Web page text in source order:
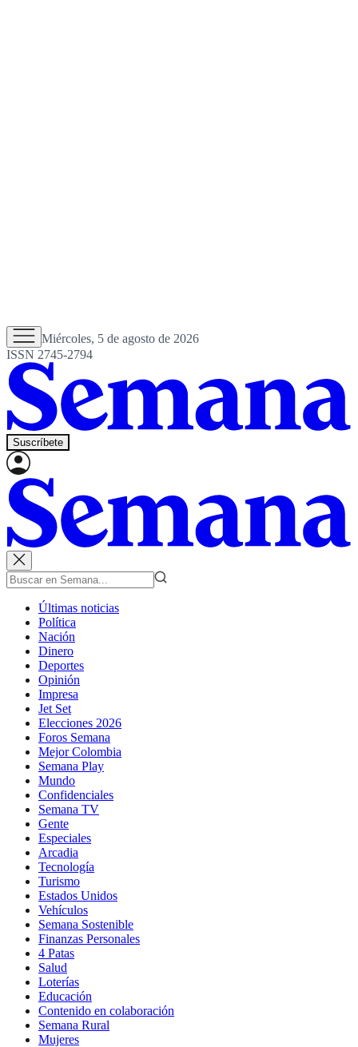
Miércoles, 5 de agosto de 2026
ISSN 2745-2794
Suscríbete
Últimas noticias
Política
Nación
Dinero
Deportes
Opinión
Impresa
Jet Set
Elecciones 2026
Foros Semana
Mejor Colombia
Semana Play
Mundo
Confidenciales
Semana TV
Gente
Especiales
Arcadia
Tecnología
Turismo
Estados Unidos
Vehículos
Semana Sostenible
Finanzas Personales
4 Patas
Salud
Loterías
Educación
Contenido en colaboración
Semana Rural
Mujeres